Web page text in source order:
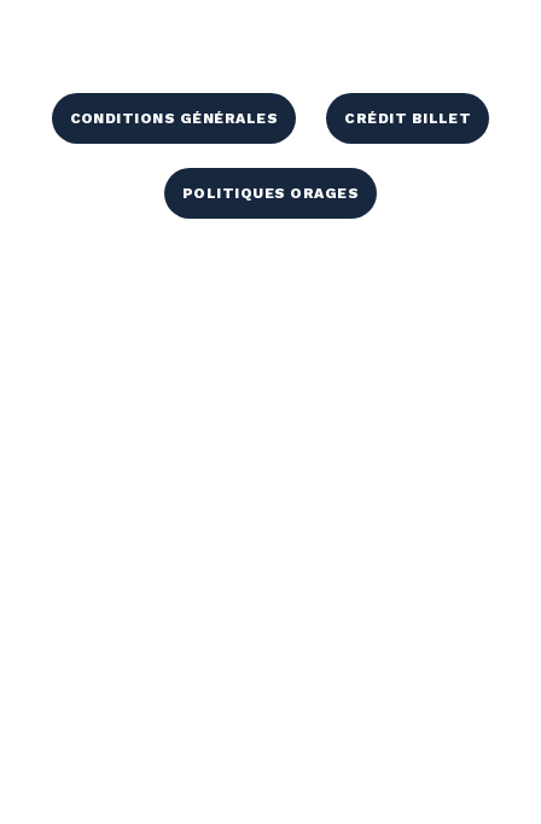
CONDITIONS GÉNÉRALES CRÉDIT BILLET
POLITIQUES ORAGES